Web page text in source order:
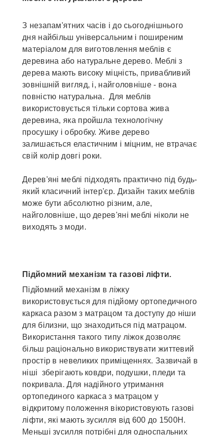
З незапам'ятних часів і до сьогоднішнього
дня найбільш універсальним і поширеним
матеріалом для виготовлення меблів є
деревина або натуральне дерево. Меблі з
дерева мають високу міцність, привабливий
зовнішній вигляд, і, найголовніше - вона
повністю натуральна. Для меблів
використовується тільки сортова жива
деревина, яка пройшла технологічну
просушку і обробку. Живе дерево
залишається еластичним і міцним, не втрачає
свій колір довгі роки.
Дерев'яні меблі підходять практично під будь-
який класичний інтер'єр. Дизайн таких меблів
може бути абсолютно різним, але,
найголовніше, що дерев'яні меблі ніколи не
виходять з моди.
Підйомний механізм та газові ліфти.
Підйомний механізм в ліжку
використовується для підйому ортопедичного
каркаса разом з матрацом та доступу до ніши
для білизни, що знаходиться під матрацом.
Використання такого типу ліжок дозволяє
більш раціонально використвувати життевий
простір в невеликих приміщеннях. Зазвичай в
ніші зберігають ковдри, подушки, пледи та
покривала. Для надійного утримання
ортопединого каркаса з матрацом у
відкритому положення вікористовують газові
ліфти, які мають зусилля від 600 до 1500Н.
Меньші зусилля потрібні для односпальних